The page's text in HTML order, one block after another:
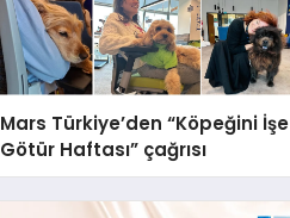
Mars Türkiye’den “Köpeğini İşe
Götür Haftası” çağrısı